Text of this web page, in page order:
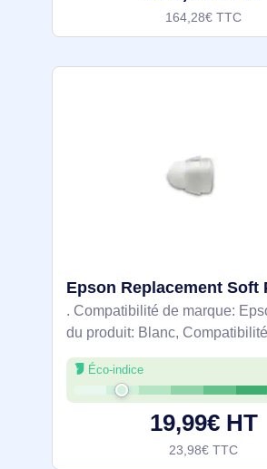
164,28€ TTC
. Compatibilité de marque:
du produit: Blanc,
600 series, BrightLink Pro
Largeur du colis: 19 mm,
colis: 76 mm, Hauteur du colis:
Éco-indice
19,99€ HT
23,98€ TTC